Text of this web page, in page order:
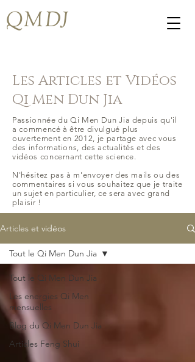
QMDJ
Les Articles et Vidéos
Qi Men Dun Jia
Passionnée du Qi Men Dun Jia depuis qu'il
a commencé à être divulgué plus
ouvertement en 2012, je partage avec vous
des informations, des actualités et des
vidéos concernant cette science.
N'hésitez pas à m'envoyer des mails ou des
commentaires si vous souhaitez que je traite
un sujet en particulier, ce sera avec grand
plaisir !
Articles et vidéos
Tout le Qi Men Dun Jia
Les energies Qi Men
mensuelles
Blog du Qi Men Dun Jia
Articles Feng Shui
Tout le Qi Men Dun Jia